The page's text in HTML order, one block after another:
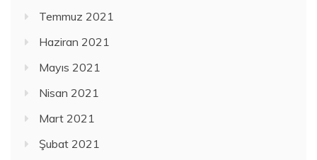
Temmuz 2021
Haziran 2021
Mayıs 2021
Nisan 2021
Mart 2021
Şubat 2021